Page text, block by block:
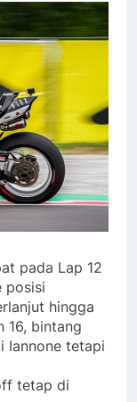
pada Lap 12
posisi
hingga
16, bintang
Iannone tetapi
tetap di